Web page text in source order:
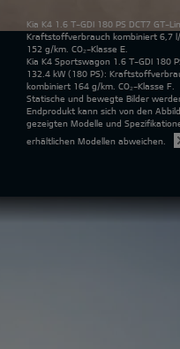
Kia K4 1.6 T-GDI 180 PS DCT7 GT-
Kraftstoffverbrauch kombiniert 6,7
152 g/km. CO₂-Klasse E.
Kia K4 Sportswagon 1.6 T-GDI 180
132.4 kW (180 PS):
kombiniert 164 g/km. CO₂-Klasse F.
Statische und bewegte Bilder
Endprodukt kann sich von den
gezeigten Modelle und
erhältlichen Modellen abweichen.